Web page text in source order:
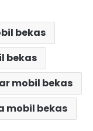
bekas
bekas
mobil bekas
mobil bekas